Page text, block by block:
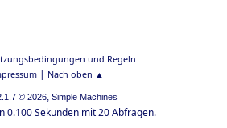
und Regeln
| Nach oben ▲
© 2026, Simple Machines
0.100 Sekunden mit 20 Abfragen.